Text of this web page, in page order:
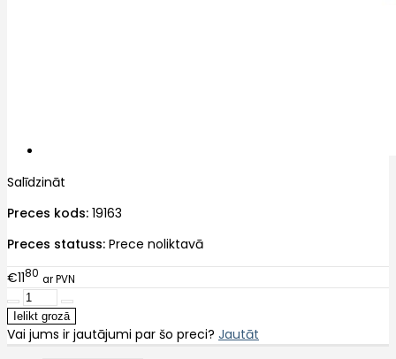
Salīdzināt
Preces kods: 19163
Preces statuss: Prece noliktavā
€1180 ar PVN
Vai jums ir jautājumi par šo preci? Jautāt